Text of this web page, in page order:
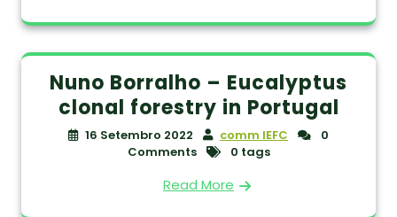
Nuno Borralho – Eucalyptus
clonal forestry in Portugal
16 Setembro 2022 comm IEFC
0
Comments
0 tags
Read More